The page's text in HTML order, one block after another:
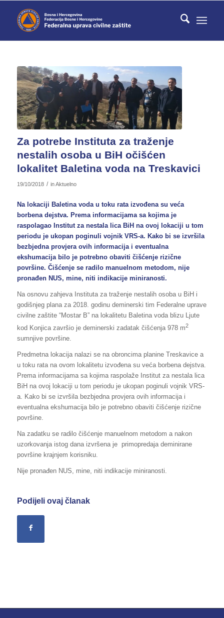
Za potrebe Instituta za traženje
nestalih osoba u BiH očišćen
lokalitet Baletina voda na Treskavici
19/10/2018 / inAktuelno
Na lokaciji Baletina voda u toku rata izvođena su veća
borbena dejstva. Prema informacijama sa kojima je
raspolagao Institut za nestala lica BiH na ovoj lokaciji u tom
periodu je ukopan poginuli vojnik VRS-a. Kako bi se izvršila
bezbjedna provjera ovih informacija i eventualna
ekshumacija bilo je potrebno obaviti čišćenje rizične
površine. Čišćenje se radilo manuelnom metodom, nije
pronađen NUS, mine, niti indikacije miniranosti.
Na osnovu zahjeva Instituta za traženje nestalih osoba u BiH i
godišnjeg plana za 2018. godinu deminerski tim Federalne uprave
civilne zaštite “Mostar B” na lokalitetu Baletina voda blizu Ljute
kod Konjica završio je deminerski zadatak čišćenja 978 m2
sumnjive površine.
Predmetna lokacija nalazi se na obroncima planine Treskavice a
u toku rata na ovom lokalitetu izvođena su veća borbena dejstva.
Prema informacijama sa kojima raspolaže Institut za nestala lica
BiH na ovoj lokaciji u tom periodu je ukopan poginuli vojnik VRS-
a. Kako bi se izvršila bezbjedna provjera ovih informacija i
eventualna ekshumacija bilo je potrebno obaviti čišćenje rizične
površine.
Na zadatku se radilo čišćenje manuelnom metodom a nakon
uzorkovanja istog dana izvršena je primopredaja deminirane
površine krajnjem korisniku.
Nije pronađen NUS, mine, niti indikacije miniranosti.
Podijeli ovaj članak